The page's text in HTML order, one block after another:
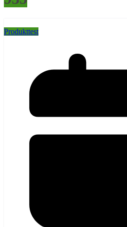
Produkttest